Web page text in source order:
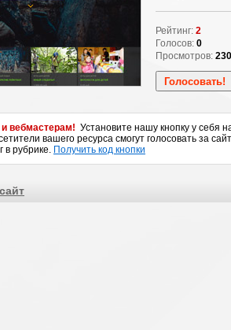
Рейтинг: 2
Голосов: 0
Просмотров:
вебмастерам! Установите нашу кнопку у себя
вашего ресурса смогут голосовать за
в рубрике. Получить код кнопки